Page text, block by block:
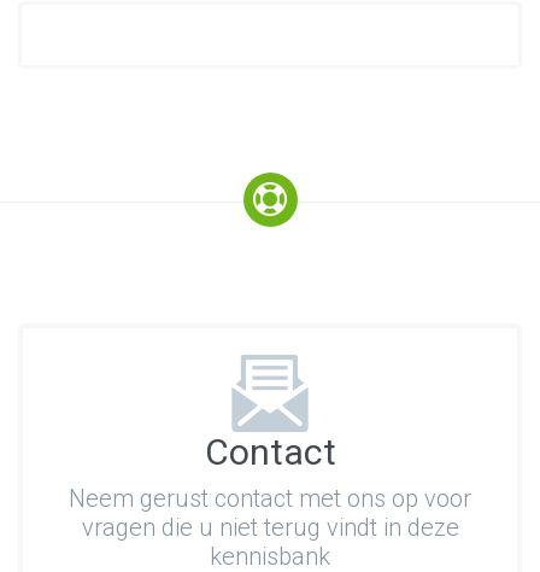
Contact
Neem gerust contact met ons op voor
vragen die u niet terug vindt in deze
kennisbank